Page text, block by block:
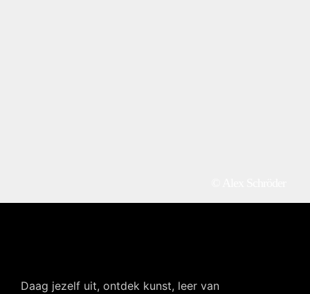
Daag jezelf uit, ontdek kunst, leer van